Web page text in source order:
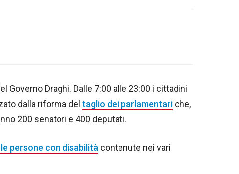
Governo Draghi. Dalle 7:00 alle 23:00 i cittadini
dalla riforma del taglio dei parlamentari che,
200 senatori e 400 deputati.
persone con disabilità contenute nei vari